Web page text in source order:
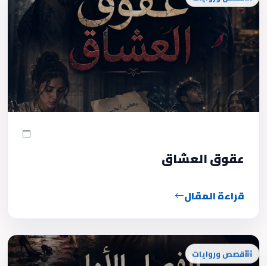
عقوق العشاق
قراءة المقال
قصص وروايات